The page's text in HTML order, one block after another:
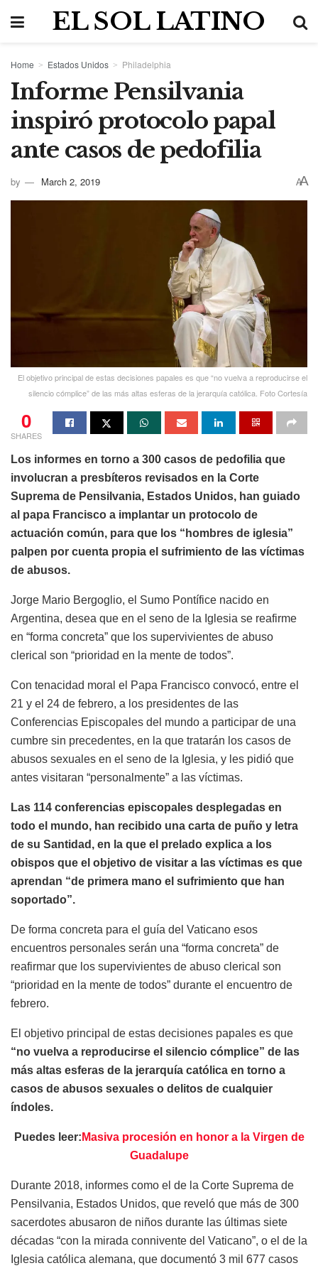
EL SOL LATINO
Home Estados Unidos Philadelphia
Informe Pensilvania
inspiró protocolo papal
ante casos de pedofilia
by March 2, 2019 AA
El objetivo principal de estas decisiones papales es que “no vuelva a reproducirse el
silencio cómplice” de las más altas esferas de la jerarquía católica. Foto Cortesía
0
SHARES
Los informes en torno a 300 casos de pedofilia que
involucran a presbíteros revisados en la Corte
Suprema de Pensilvania, Estados Unidos, han guiado
al papa Francisco a implantar un protocolo de
actuación común, para que los “hombres de iglesia”
palpen por cuenta propia el sufrimiento de las víctimas
de abusos.
Jorge Mario Bergoglio, el Sumo Pontífice nacido en
Argentina, desea que en el seno de la Iglesia se reafirme
en “forma concreta” que los supervivientes de abuso
clerical son “prioridad en la mente de todos”.
Con tenacidad moral el Papa Francisco convocó, entre el
21 y el 24 de febrero, a los presidentes de las
Conferencias Episcopales del mundo a participar de una
cumbre sin precedentes, en la que tratarán los casos de
abusos sexuales en el seno de la Iglesia, y les pidió que
antes visitaran “personalmente” a las víctimas.
Las 114 conferencias episcopales desplegadas en
todo el mundo, han recibido una carta de puño y letra
de su Santidad, en la que el prelado explica a los
obispos que el objetivo de visitar a las víctimas es que
aprendan “de primera mano el sufrimiento que han
soportado”.
De forma concreta para el guía del Vaticano esos
encuentros personales serán una “forma concreta” de
reafirmar que los supervivientes de abuso clerical son
“prioridad en la mente de todos” durante el encuentro de
febrero.
El objetivo principal de estas decisiones papales es que
“no vuelva a reproducirse el silencio cómplice” de las
más altas esferas de la jerarquía católica en torno a
casos de abusos sexuales o delitos de cualquier
índoles.
Puedes leer: Masiva procesión en honor a la Virgen de
Guadalupe
Durante 2018, informes como el de la Corte Suprema de
Pensilvania, Estados Unidos, que reveló que más de 300
sacerdotes abusaron de niños durante las últimas siete
décadas “con la mirada connivente del Vaticano”, o el de la
Iglesia católica alemana, que documentó 3 mil 677 casos